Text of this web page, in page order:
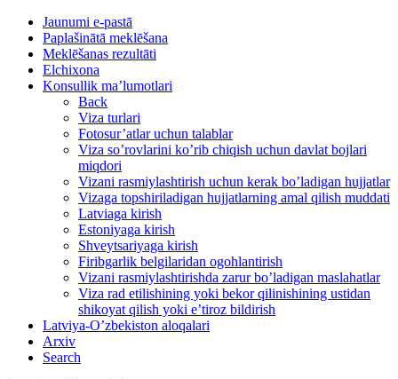
Jaunumi e-pastā
Paplašinātā meklēšana
Meklēšanas rezultāti
Elchixona
Konsullik ma’lumotlari
Back
Viza turlari
Fotosur’atlar uchun talablar
Viza so’rovlarini ko’rib chiqish uchun davlat bojlari
miqdori
Vizani rasmiylashtirish uchun kerak bo’ladigan hujjatlar
Vizaga topshiriladigan hujjatlarning amal qilish muddati
Latviaga kirish
Estoniyaga kirish
Shveytsariyaga kirish
Firibgarlik belgilaridan ogohlantirish
Vizani rasmiylashtirishda zarur bo’ladigan maslahatlar
Viza rad etilishining yoki bekor qilinishining ustidan
shikoyat qilish yoki e’tiroz bildirish
Latviya-O’zbekiston aloqalari
Arxiv
Search